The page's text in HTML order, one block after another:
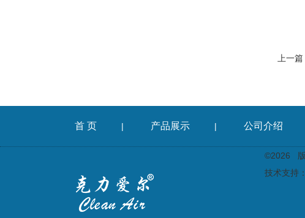
上一篇
首 页 | 产品展示 | 公司介绍
©2026 版
技术支持：